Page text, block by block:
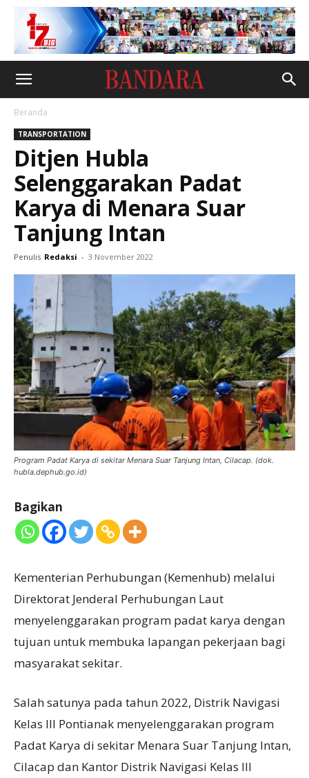
Beranda
TRANSPORTATION
Ditjen Hubla
Selenggarakan Padat
Karya di Menara Suar
Tanjung Intan
Penulis Redaksi - 3 November 2022
Program Padat Karya di sekitar Menara Suar Tanjung Intan, Cilacap. (dok.
hubla.dephub.go.id)
Bagikan
Kementerian Perhubungan (Kemenhub) melalui
Direktorat Jenderal Perhubungan Laut
menyelenggarakan program padat karya dengan
tujuan untuk membuka lapangan pekerjaan bagi
masyarakat sekitar.
Salah satunya pada tahun 2022, Distrik Navigasi
Kelas III Pontianak menyelenggarakan program
Padat Karya di sekitar Menara Suar Tanjung Intan,
Cilacap dan Kantor Distrik Navigasi Kelas III